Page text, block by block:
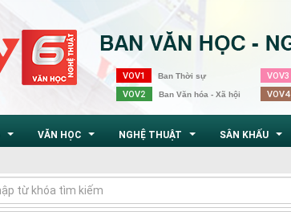
VOV1 Ban Thời sự
VOV2 Ban Văn hóa - Xã hội
VOV3
VOV4
VĂN HỌC NGHỆ THUẬT SÂN KHẤU